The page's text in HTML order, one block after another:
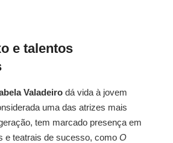
e talentos
Valadeiro dá vida à jovem
uma das atrizes mais
tem marcado presença em
e teatrais de sucesso, como O